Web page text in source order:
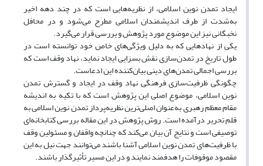
ایجاد تمدن نوین اسلامی، از نظریه‌هایی است که در چند دهه اخیر
به‌شدت از طرف اندیشمندان اسلامی مطرح می‌شود و در محافل
نخبگانی نیز این موضوع مورد پژوهش و بررسی قرار می‌گیرد.
یکی از نهادهایی که به دلیل ویژگی‌های خاص خود توانسته است در
طول تاریخ در تمدن‌سازی نقش بسزایی ایجاد نماید، نهاد وقف است که
بررسی اجمالی تمدن‌های دینی بیان‌کننده این ادعاست.
چگونگی ظرفیت‌سازی فرهنگی نهاد وقف در ایجاد و گسترش تمدن
نوین اسلامی، موضوع اصلی این پژوهش است که با تکیه به اندیشه
مقام معظم رهبری به‌عنوان اصلی‌ترین نظریه‌پرداز تمدن نوین اسلامی به
قلم تحریر درآمده است. روش پژوهش در این مقاله بررسی کتابخانه‌ای
توصیفی است و نتایج آن بیان می‌کند که چنانچه واقفان و مسئولین وقف
با ظرفیت‌های تمدن نوین اسلامی آشنا باشند می‌توانند جهت نیل به این
مقصود موقوفات را هدفمند نمایند و در این مسیر تأثیرگذار باشند.